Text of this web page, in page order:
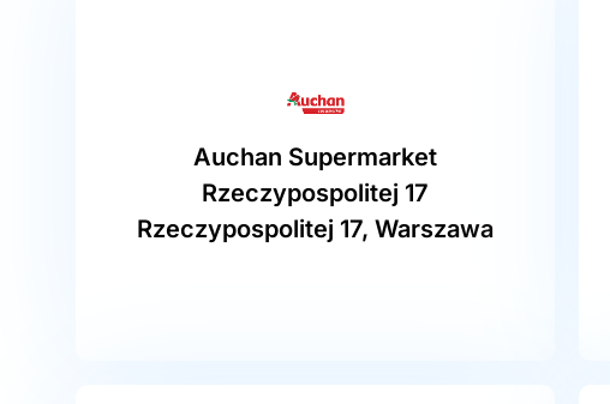
Auchan Supermarket
Rzeczypospolitej 17
Rzeczypospolitej 17, Warszawa